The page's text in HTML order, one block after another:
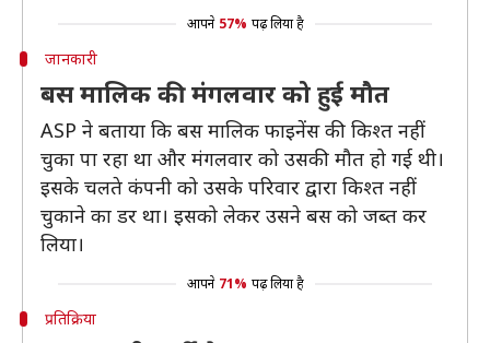
आपने 57% पढ़ लिया है
जानकारी
बस मालिक की मंगलवार को हुई मौत
ASP ने बताया कि बस मालिक फाइनेंस की किश्त नहीं
चुका पा रहा था और मंगलवार को उसकी मौत हो गई थी।
इसके चलते कंपनी को उसके परिवार द्वारा किश्त नहीं
चुकाने का डर था। इसको लेकर उसने बस को जब्त कर
लिया।
आपने 71% पढ़ लिया है
प्रतिक्रिया